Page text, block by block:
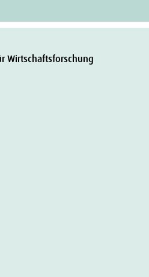
Wirtschaftsforschung